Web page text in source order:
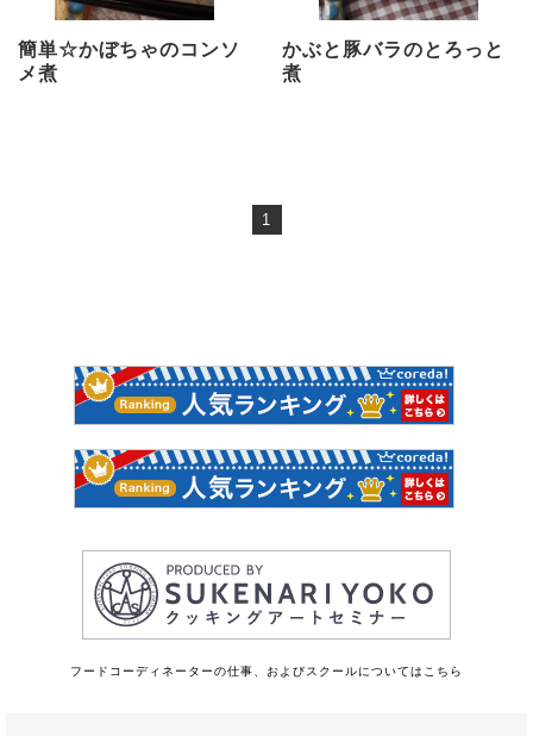
簡単☆かぼちゃのコンソ
メ煮
かぶと豚バラのとろっと
煮
1
フードコーディネーターの仕事、およびスクールについてはこちら